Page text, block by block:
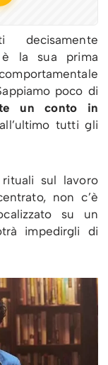
decisamente
è la sua prima
poco di
un conto in
tutti gli
rituali sul lavoro
non c’è
su un
impedirgli di